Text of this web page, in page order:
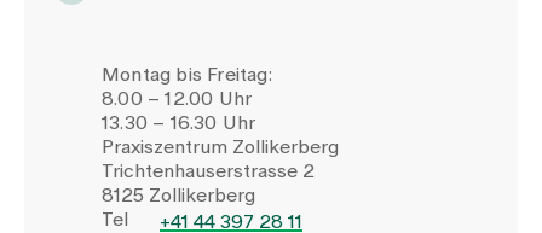
Montag bis Freitag:
8.00 – 12.00 Uhr
13.30 – 16.30 Uhr
Praxiszentrum Zollikerberg
Trichtenhauserstrasse 2
8125 Zollikerberg
Tel
+41 44 397 28 11